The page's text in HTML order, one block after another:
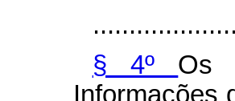
§ 4º Os
Informações